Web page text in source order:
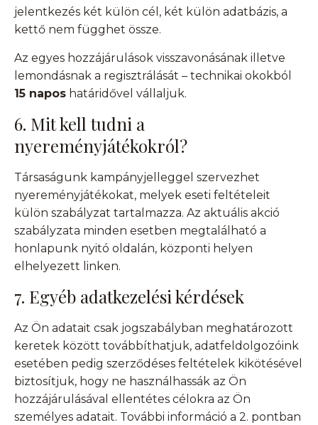
jelentkezés két külön cél, két külön adatbázis, a
kettő nem függhet össze.
Az egyes hozzájárulások visszavonásának illetve
lemondásnak a regisztrálását – technikai okokból
15 napos határidővel vállaljuk.
6. Mit kell tudni a
nyereményjátékokról?
Társaságunk kampányjelleggel szervezhet
nyereményjátékokat, melyek eseti feltételeit
külön szabályzat tartalmazza. Az aktuális akció
szabályzata minden esetben megtalálható a
honlapunk nyitó oldalán, központi helyen
elhelyezett linken.
7. Egyéb adatkezelési kérdések
Az Ön adatait csak jogszabályban meghatározott
keretek között továbbíthatjuk, adatfeldolgozóink
esetében pedig szerződéses feltételek kikötésével
biztosítjuk, hogy ne használhassák az Ön
hozzájárulásával ellentétes célokra az Ön
személyes adatait. További információ a 2. pontban